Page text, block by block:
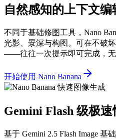
自然感知的上下文编
不同于基础修图工具，Nano
光影、景深与构图。可在不破
——往往一次提示即可完成，无
开始使用 Nano Banana
Gemini Flash 级极速
基于 Gemini 2.5 Flash Image 基